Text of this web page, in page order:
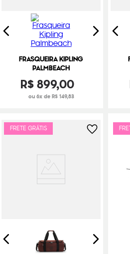
FRASQUEIRA KIPLING
PALMBEACH
R$899,00
ou 6x de R$ 149,83
FRETE GRÁTIS